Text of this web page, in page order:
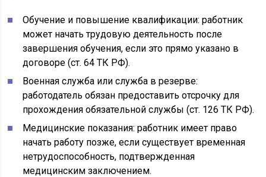
Обучение и повышение квалификации: работник
может начать трудовую деятельность после
завершения обучения, если это прямо указано в
договоре (ст. 64 ТК РФ).
Военная служба или служба в резерве:
работодатель обязан предоставить отсрочку для
прохождения обязательной службы (ст. 126 ТК РФ).
Медицинские показания: работник имеет право
начать работу позже, если существует временная
нетрудоспособность, подтвержденная
медицинским заключением.